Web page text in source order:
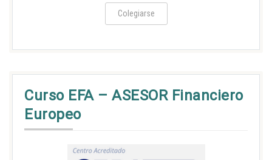
Colegiarse
Curso EFA – ASESOR Financiero
Europeo